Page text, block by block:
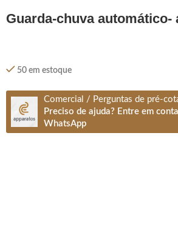
guarda-chuva automático-
50 em estoque
Comercial / Perguntas de pré-
Preciso de ajuda? Entre em
WhatsApp